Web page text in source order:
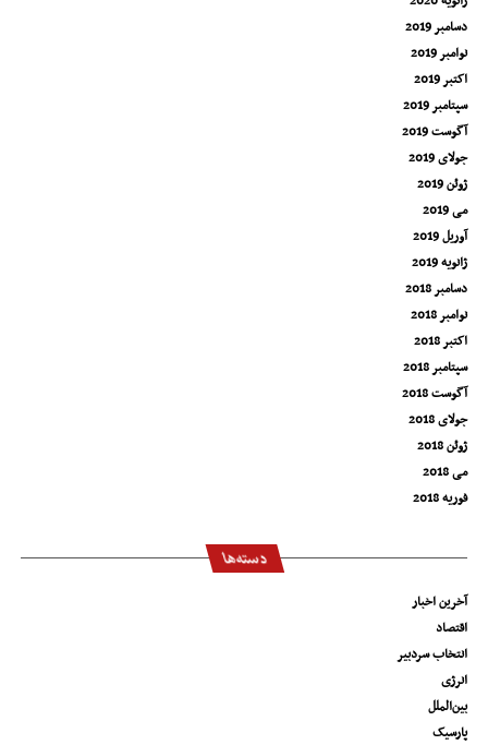
دسامبر 2019
نوامبر 2019
اکتبر 2019
سپتامبر 2019
آگوست 2019
جولای 2019
ژوئن 2019
می 2019
آوریل 2019
ژانویه 2019
دسامبر 2018
نوامبر 2018
اکتبر 2018
سپتامبر 2018
آگوست 2018
جولای 2018
ژوئن 2018
می 2018
فوریه 2018
دسته‌ها
آخرین اخبار
اقتصاد
انتخاب سردبیر
انرژی
بین‌الملل
پارسیک